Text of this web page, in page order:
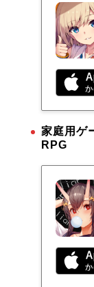
家庭用ゲ
RPG